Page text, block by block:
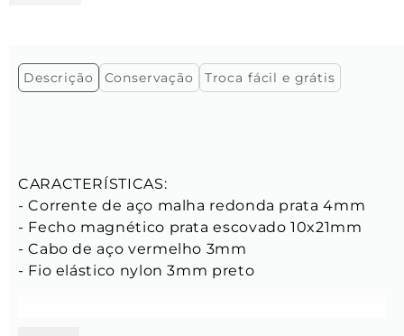
Descrição Conservação Troca fácil e grátis
CARACTERÍSTICAS:
- Corrente de aço malha redonda prata 4mm
- Fecho magnético prata escovado 10x21mm
- Cabo de aço vermelho 3mm
- Fio elástico nylon 3mm preto